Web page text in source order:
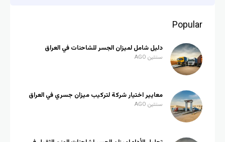
Popular
دليل شامل لميزان الجسر للشاحنات في العراق
سنتين AGO
معايير اختيار شركة لتركيب ميزان جسري في العراق
سنتين AGO